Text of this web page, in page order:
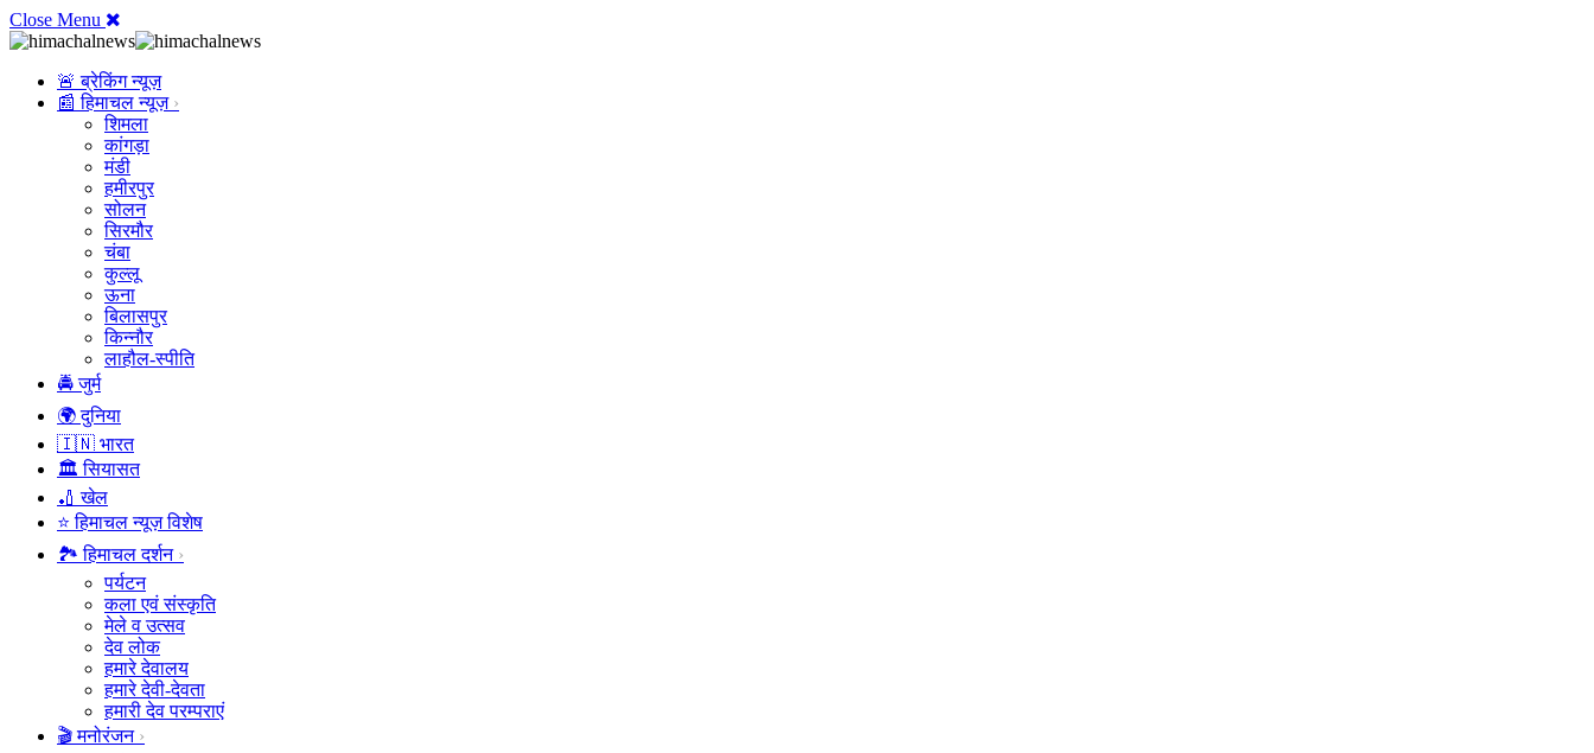
Close Menu
🚨 ब्रेकिंग न्यूज़
📰 हिमाचल न्यूज़
शिमला
कांगड़ा
मंडी
हमीरपुर
सोलन
सिरमौर
चंबा
कुल्लू
ऊना
बिलासपुर
किन्नौर
लाहौल-स्पीति
🚔 जुर्म
🌍 दुनिया
🇮🇳 भारत
🏛️ सियासत
🏏 खेल
⭐ हिमाचल न्यूज़ विशेष
🏞️ हिमाचल दर्शन
पर्यटन
कला एवं संस्कृति
मेले व उत्सव
देव लोक
हमारे देवालय
हमारे देवी-देवता
हमारी देव परम्पराएं
🎬 मनोरंजन